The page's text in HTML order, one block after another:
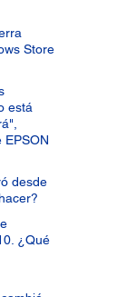
Store
está
desde
¿Qué